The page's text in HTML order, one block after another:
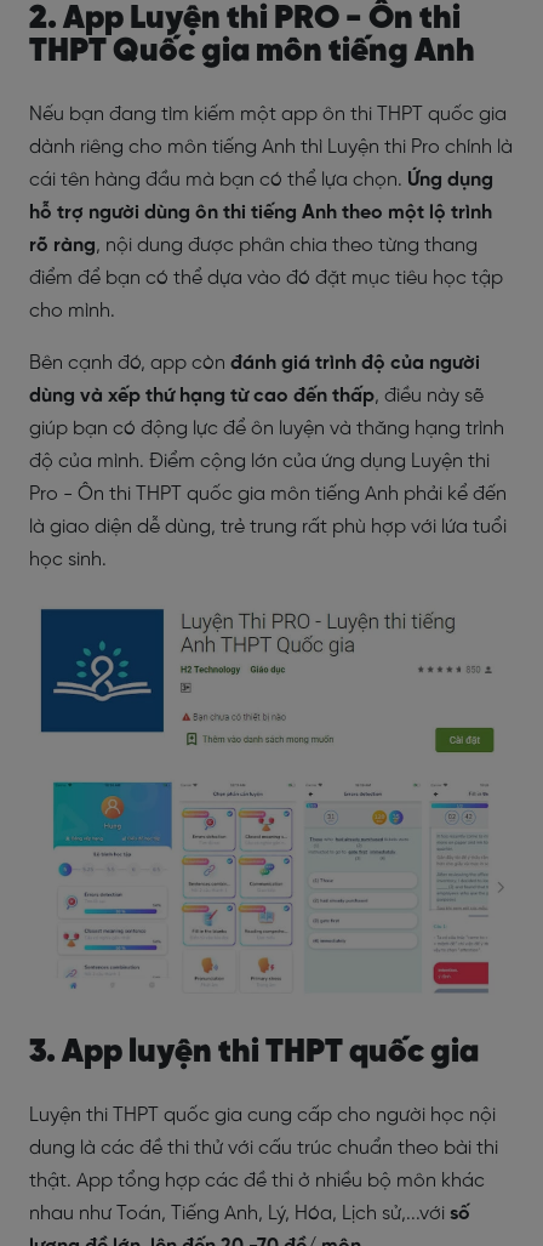
2. App Luyện thi PRO - Ôn thi
THPT Quốc gia môn tiếng Anh
Nếu bạn đang tìm kiếm một app ôn thi THPT quốc gia
dành riêng cho môn tiếng Anh thì Luyện thi Pro chính là
cái tên hàng đầu mà bạn có thể lựa chọn. Ứng dụng
hỗ trợ người dùng ôn thi tiếng Anh theo một lộ trình
rõ ràng, nội dung được phân chia theo từng thang
điểm để bạn có thể dựa vào đó đặt mục tiêu học tập
cho mình.
Bên cạnh đó, app còn đánh giá trình độ của người
dùng và xếp thứ hạng từ cao đến thấp, điều này sẽ
giúp bạn có động lực để ôn luyện và thăng hạng trình
độ của mình. Điểm cộng lớn của ứng dụng Luyện thi
Pro - Ôn thi THPT quốc gia môn tiếng Anh phải kể đến
là giao diện dễ dùng, trẻ trung rất phù hợp với lứa tuổi
học sinh.
3. App luyện thi THPT quốc gia
Luyện thi THPT quốc gia cung cấp cho người học nội
dung là các đề thi thử với cấu trúc chuẩn theo bài thi
thật. App tổng hợp các đề thi ở nhiều bộ môn khác
nhau như Toán, Tiếng Anh, Lý, Hóa, Lịch sử,...với số